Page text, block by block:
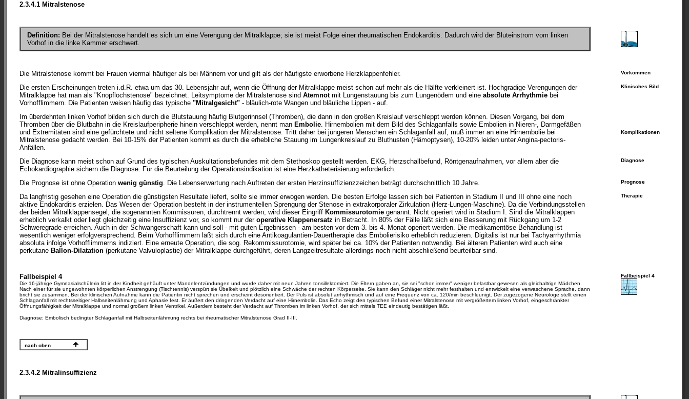
2.3.4.1 Mitralstenose
Definition: Bei der Mitralstenose handelt es sich um eine Verengung der Mitralklappe; sie ist meist Folge einer rheumatischen Endokarditis. Dadurch wird der Bluteinstrom vom linken
Vorhof in die linke Kammer erschwert.
Die Mitralstenose kommt bei Frauen viermal häufiger als bei Männern vor und gilt als der häufigste erworbene Herzklappenfehler. Vorkommen
Die ersten Erscheinungen treten i.d.R. etwa um das 30. Lebensjahr auf, wenn die Öffnung der Mitralklappe meist schon auf mehr als die Hälfte verkleinert ist. Hochgradige Verengungen der
Mitralklappe hat man als "Knopflochstenose" bezeichnet. Leitsymptome der Mitralstenose sind Atemnotmit Lungenstauung bis zum Lungenödem und eine absolute Arrhythmie bei
Vorhofflimmern. Die Patienten weisen häufig das typische "Mitralgesicht" - bläulich-rote Wangen und bläuliche Lippen - auf.
Klinisches Bild
Im überdehnten linken Vorhof bilden sich durch die Blutstauung häufig Blutgerinnsel (Thromben), die dann in den großen Kreislauf verschleppt werden können. Diesen Vorgang, bei dem
Thromben über die Blutbahn in die Kreislaufperipherie hinein verschleppt werden, nennt man Embolie. Hirnembolien mit dem Bild des Schlaganfalls sowie Embolien in Nieren-, Darmgefäßen
und Extremitäten sind eine gefürchtete und nicht seltene Komplikation der Mitralstenose. Tritt daher bei jüngeren Menschen ein Schlaganfall auf, muß immer an eine Hirnembolie bei
Mitralstenose gedacht werden. Bei 10-15% der Patienten kommt es durch die erhebliche Stauung im Lungenkreislauf zu Bluthusten (Hämoptysen), 10-20% leiden unter Angina-pectoris-
Anfällen.
Komplikationen
Die Diagnose kann meist schon auf Grund des typischen Auskultationsbefundes mit dem Stethoskop gestellt werden. EKG, Herzschallbefund, Röntgenaufnahmen, vor allem aber die
Echokardiographie sichern die Diagnose. Für die Beurteilung der Operationsindikation ist eine Herzkatheterisierung erforderlich.
Diagnose
Die Prognose ist ohne Operation wenig günstig. Die Lebenserwartung nach Auftreten der ersten Herzinsuffizienzzeichen beträgt durchschnittlich 10 Jahre. Prognose
Da langfristig gesehen eine Operation die günstigsten Resultate liefert, sollte sie immer erwogen werden. Die besten Erfolge lassen sich bei Patienten in Stadium II und III ohne eine noch
aktive Endokarditis erzielen. Das Wesen der Operation besteht in der instrumentellen Sprengung der Stenose in extrakorporaler Zirkulation (Herz-Lungen-Maschine). Da die Verbindungsstellen
der beiden Mitralklappensegel, die sogenannten Kommissuren, durchtrennt werden, wird dieser Eingriff Kommissurotomie genannt. Nicht operiert wird in Stadium I. Sind die Mitralklappen
erheblich verkalkt oder liegt gleichzeitig eine Insuffizienz vor, so kommt nur der operative Klappenersatz in Betracht. In 80% der Fälle läßt sich eine Besserung mit Rückgang um 1-2
Schweregrade erreichen. Auch in der Schwangerschaft kann und soll - mit guten Ergebnissen - am besten vor dem 3. bis 4. Monat operiert werden. Die medikamentöse Behandlung ist
wesentlich weniger erfolgversprechend. Beim Vorhofflimmern läßt sich durch eine Antikoagulantien-Dauertherapie das Embolierisiko erheblich reduzieren. Digitalis ist nur bei Tachyarrhythmia
absoluta infolge Vorhofflimmerns indiziert. Eine erneute Operation, die sog. Rekommissurotomie, wird später bei ca. 10% der Patienten notwendig. Bei älteren Patienten wird auch eine
perkutane Ballon-Dilatation (perkutane Valvuloplastie) der Mitralklappe durchgeführt, deren Langzeitresultate allerdings noch nicht abschließend beurteilbar sind.
Therapie
Fallbeispiel 4
Die 16-jährige Gymnasialschülerin litt in der Kindheit gehäuft unter Mandelentzündungen und wurde daher mit neun Jahren tonsillektomiert. Die Eltern gaben an, sie sei "schon immer" weniger belastbar gewesen als gleichaltrige Mädchen.
Nach einer für sie ungewohnten körperlichen Anstrengung (Tischtennis) verspürt sie Übelkeit und plötzlich eine Schwäche der rechten Körperseite. Sie kann den Schläger nicht mehr festhalten und entwickelt eine verwaschene Sprache, dann
bricht sie zusammen. Bei der klinischen Aufnahme kann die Patientin nicht sprechen und erscheint desorientiert. Der Puls ist absolut arrhythmisch und auf eine Frequenz von ca. 120/min beschleunigt. Der zugezogene Neurologe stellt einen
Schlaganfall mit rechtsseitiger Halbseitenlähmung und Aphasie fest. Er äußert den dringenden Verdacht auf eine Hirnembolie. Das Echo zeigt den typischen Befund einer Mitralstenose mit vergrößertem linken Vorhof, eingeschränkter
Öffnungsfähigkeit der Mitralklappe und normal großem linken Ventrikel. Außerdem besteht der Verdacht auf Thromben im linken Vorhof, der sich mittels TEE eindeutig bestätigen läßt.
Fallbeispiel 4
Diagnose: Embolisch bedingter Schlaganfall mit Halbseitenlähmung rechts bei rheumatischer Mitralstenose Grad II-III.
nach oben
2.3.4.2 Mitralinsuffizienz